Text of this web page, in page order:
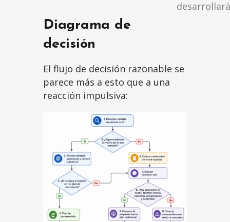
Diagrama de
decisión
El flujo de decisión razonable se
parece más a esto que a una
reacción impulsiva: